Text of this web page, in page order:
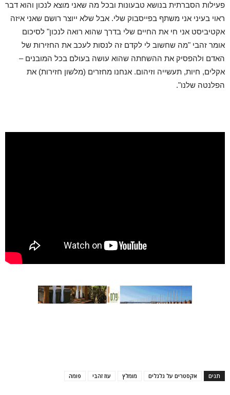
פעילות הסברתית בנושא טבעונות ובכל מה שאני מוצא לנכון והוא דבר
ראוי בעיני אני משתף בפייסבוק שלי. אבל שלא ייוצר רושם שאני איזה
אקטיביסט אני חי את החיים שלי בדרך שהוא רואה לנכון" לסיכום
אומר זהבי "מה שחשוב לי לקדם זה לנסות לעכב את החזירות של
האדם ולהפסיק את ההשחתה שהוא עושה בעולם בכל המובנים –
אקלים, חיות, תעשייה וזיהום. אנחנו מחזרים (מלשון חזירות) את
הפלנטה שלנו".
תגים אקסטרים על גלגלים מומלץ עוז זהבי פומה